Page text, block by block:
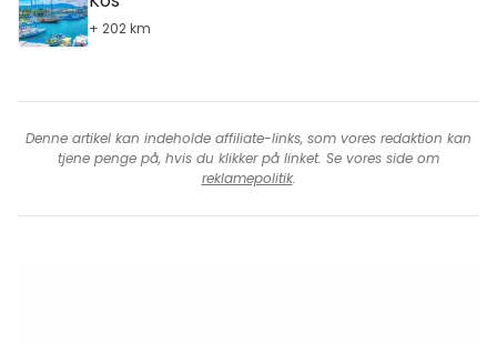
+ 202 km
Denne artikel kan indeholde affiliate-links, som vores redaktion kan
tjene penge på, hvis du klikker på linket. Se vores side om
reklamepolitik.